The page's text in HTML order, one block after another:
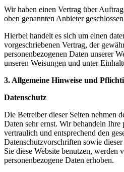
Wir haben einen Vertrag über
oben genannten Anbieter
Hierbei handelt es sich um einen
vorgeschriebenen Vertrag, der
personenbezogenen Daten unserer
unseren Weisungen und unter
3. Allgemeine Hinweise und
Datenschutz
Die Betreiber dieser Seiten nehmen
Daten sehr ernst. Wir behandeln Ihre
vertraulich und entsprechend den
Datenschutzvorschriften sowie
Sie diese Website benutzen, werden
personenbezogene Daten erhoben.